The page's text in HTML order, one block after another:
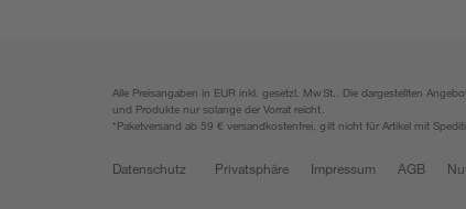
Alle Preisangaben in EUR inkl. gesetzl. MwSt.. Die dargestellten
und Produkte nur solange der Vorrat reicht.
*Paketversand ab 59 € versandkostenfrei, gilt nicht für Artikel mit
Datenschutz Privatsphäre Impressum AGB